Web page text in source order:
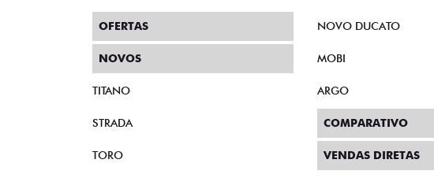
OFERTAS
NOVOS
TITANO
STRADA
TORO
NOVO DUCATO
MOBI
ARGO
COMPARATIVO
VENDAS DIRETAS